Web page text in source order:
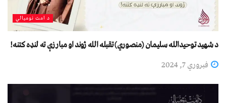
د امت نومیالي
د شهيد توحيدالله سلیمان (منصوري) تقبله الله ژوند او مبارزې ته لنډه کتنه!
فبروري 7, 2024